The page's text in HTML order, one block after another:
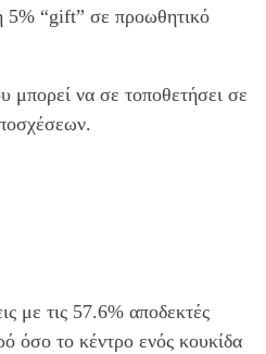
5% “gift” σε προωθητικό
να σε τοποθετήσει σε
με τις 57.6% αποδεκτές
όσο το κέντρο ενός κουκίδα